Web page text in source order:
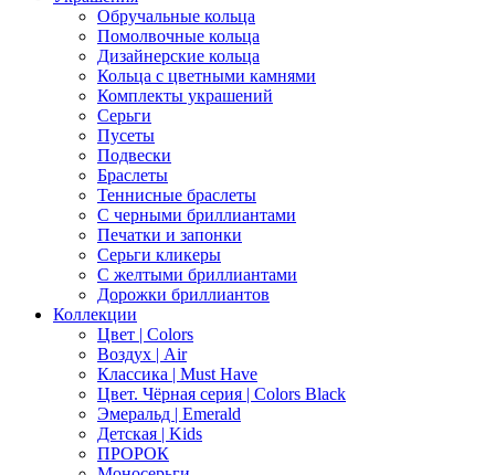
Обручальные кольца
Помолвочные кольца
Дизайнерские кольца
Кольца с цветными камнями
Комплекты украшений
Серьги
Пусеты
Подвески
Браслеты
Теннисные браслеты
C черными бриллиантами
Печатки и запонки
Серьги кликеры
С желтыми бриллиантами
Дорожки бриллиантов
Коллекции
Цвет | Colors
Воздух | Air
Классика | Must Have
Цвет. Чёрная серия | Colors Black
Эмеральд | Emerald
Детская | Kids
ПРОРОК